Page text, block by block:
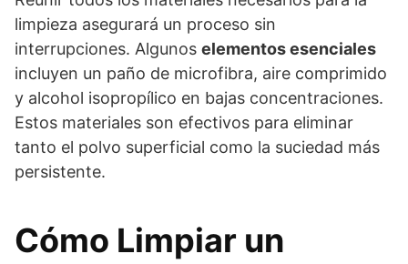
limpieza asegurará un proceso sin
interrupciones. Algunos elementos esenciales
incluyen un paño de microfibra, aire comprimido
y alcohol isopropílico en bajas concentraciones.
Estos materiales son efectivos para eliminar
tanto el polvo superficial como la suciedad más
persistente.
Cómo Limpiar un